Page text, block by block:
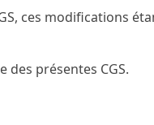
ces modifications
présentes CGS.